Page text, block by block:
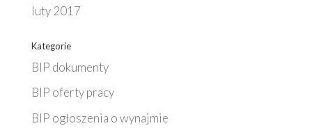
luty 2017
Kategorie
BIP dokumenty
BIP oferty pracy
BIP ogłoszenia o wynajmie